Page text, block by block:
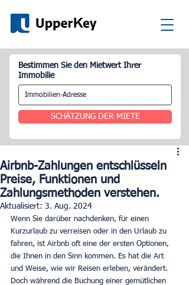
Bestimmen Sie den Mietwert Ihrer
Immobilie
SCHÄTZUNG DER MIETE
Airbnb-Zahlungen entschlüsseln
Preise, Funktionen und
Zahlungsmethoden verstehen.
Aktualisiert: 3. Aug. 2024
Wenn Sie darüber nachdenken, für einen
Kurzurlaub zu verreisen oder in den Urlaub zu
fahren, ist Airbnb oft eine der ersten Optionen,
die Ihnen in den Sinn kommen. Es hat die Art
und Weise, wie wir Reisen erleben, verändert.
Doch während die Buchung einer gemütlichen